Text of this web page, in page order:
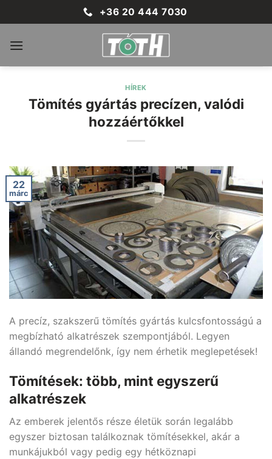
to
+36 20 444 7030
HÍREK
Tömítés gyártás precízen, valódi
hozzáértőkkel
22
márc
A precíz, szakszerű tömítés gyártás kulcsfontosságú a
megbízható alkatrészek szempontjából. Legyen
állandó megrendelőnk, így nem érhetik meglepetések!
Tömítések: több, mint egyszerű
alkatrészek
Az emberek jelentős része életük során legalább
egyszer biztosan találkoznak tömítésekkel, akár a
munkájukból vagy pedig egy hétköznapi